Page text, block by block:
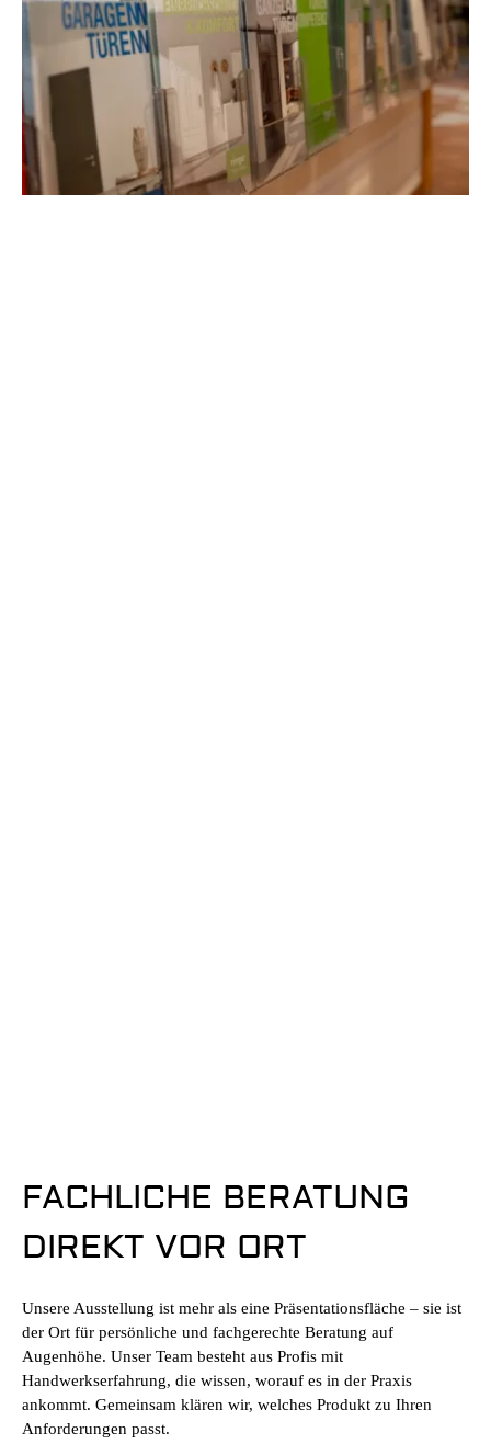
FACHLICHE BERATUNG
DIREKT VOR ORT
Unsere Ausstellung ist mehr als eine Präsentationsfläche – sie ist
der Ort für persönliche und fachgerechte Beratung auf
Augenhöhe. Unser Team besteht aus Profis mit
Handwerkserfahrung, die wissen, worauf es in der Praxis
ankommt. Gemeinsam klären wir, welches Produkt zu Ihren
Anforderungen passt.